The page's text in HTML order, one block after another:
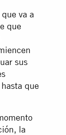
va a
que
sus
que
la